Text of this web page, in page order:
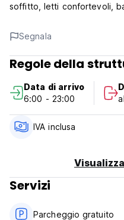
soffitto, letti confortevoli,
struttura offre ai suoi clienti
24, il servizio di sveglia e il
Nelle vicinanze si trovano i
***Politiche e condizioni
Politica di cancellazione:
credito.
Segnala
Regole della
Data di arrivo
6:00 - 23:00
IVA inclusa
Servizi
Parcheggio gratuito